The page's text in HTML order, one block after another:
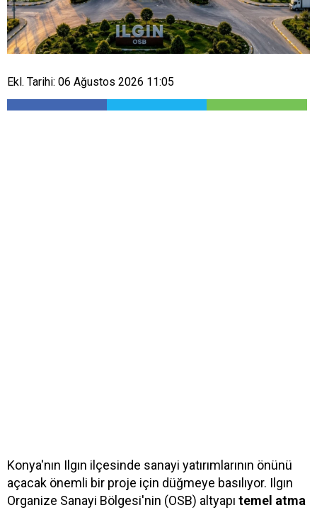
Ekl. Tarihi: 06 Ağustos 2026 11:05
Konya'nın Ilgın ilçesinde sanayi yatırımlarının önünü
açacak önemli bir proje için düğmeye basılıyor. Ilgın
Organize Sanayi Bölgesi'nin (OSB) altyapı temel atma